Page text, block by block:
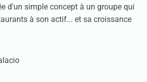
d'un simple concept à un groupe qui
à son actif... et sa croissance